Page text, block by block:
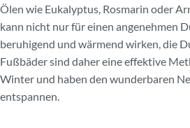
Ölen wie Eukalyptus, Rosmarin oder
kann nicht nur für einen angenehmen
beruhigend und wärmend wirken, die
Fußbäder sind daher eine effektive
Winter und haben den wunderbaren
entspannen.